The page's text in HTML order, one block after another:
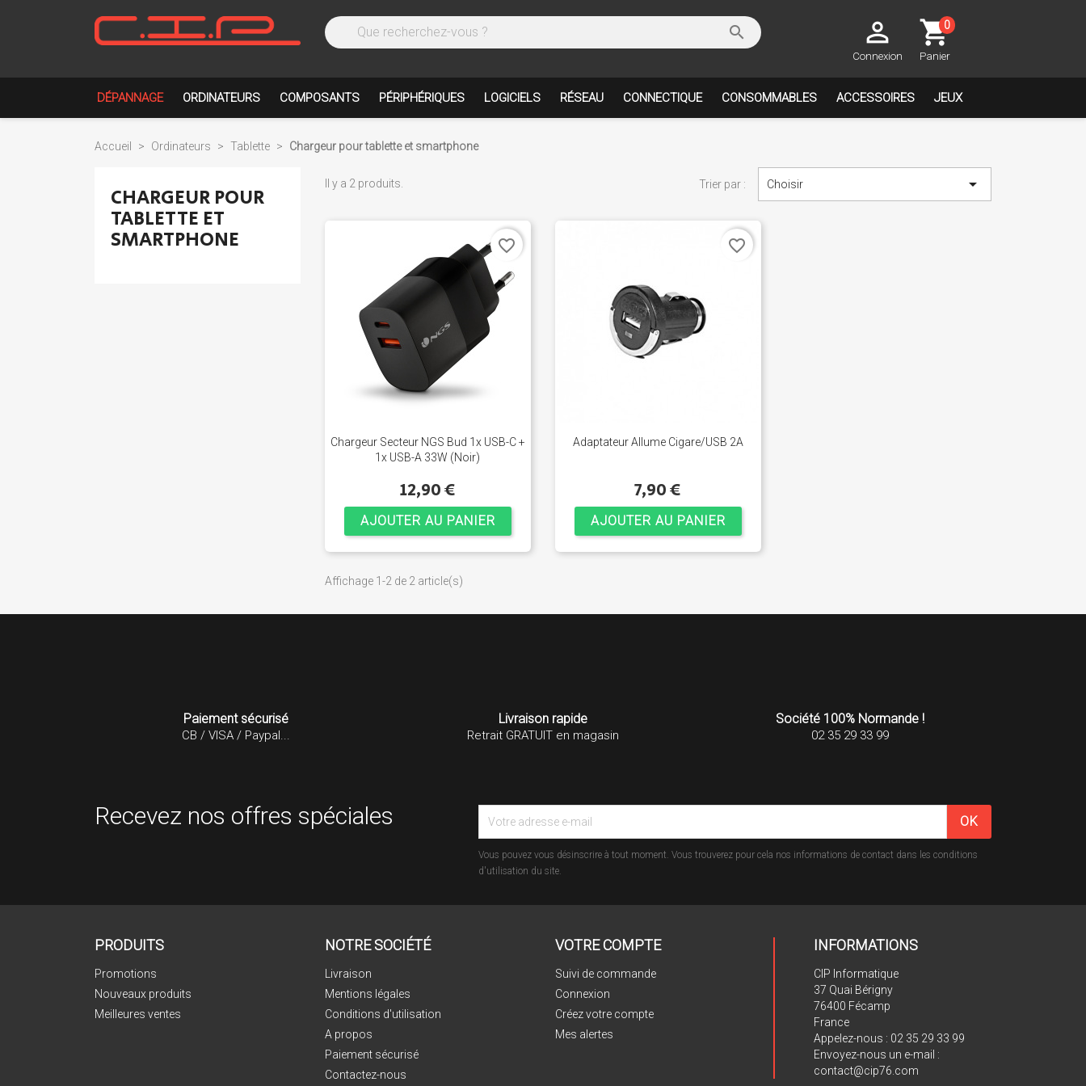
 shopping_cart
Panier
0

Connexion
DÉPANNAGE ORDINATEURS COMPOSANTS PÉRIPHÉRIQUES LOGICIELS RÉSEAU CONNECTIQUE CONSOMMABLES ACCESSOIRES JEUX
Accueil Ordinateurs Tablette Chargeur pour tablette et smartphone
CHARGEUR POUR
TABLETTE ET
SMARTPHONE
Il y a 2 produits. Trier par : Choisir 
Chargeur Secteur NGS Bud 1x USB-C +
1x USB-A 33W (Noir)
12,90 €
AJOUTER AU PANIER
favorite_border
Adaptateur Allume Cigare/USB 2A
7,90 €
AJOUTER AU PANIER
favorite_border
Affichage 1-2 de 2 article(s)
Paiement sécurisé
CB / VISA / Paypal...
Livraison rapide
Retrait GRATUIT en magasin
Société 100% Normande !
02 35 29 33 99
Recevez nos offres spéciales
Vous pouvez vous désinscrire à tout moment. Vous trouverez pour cela nos informations de contact dans les conditions
d'utilisation du site.
PRODUITS
Promotions
Nouveaux produits
Meilleures ventes
NOTRE SOCIÉTÉ
Livraison
Mentions légales
Conditions d'utilisation
A propos
Paiement sécurisé
Contactez-nous
VOTRE COMPTE
Suivi de commande
Connexion
Créez votre compte
Mes alertes
INFORMATIONS
CIP Informatique
37 Quai Bérigny
76400 Fécamp
France
Appelez-nous : 02 35 29 33 99
Envoyez-nous un e-mail :
contact@cip76.com